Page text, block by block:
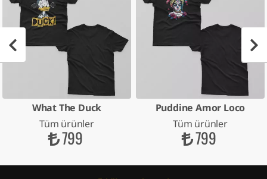
What The Duck
Tüm ürünler
799
Puddine Amor Loco
Tüm ürünler
799